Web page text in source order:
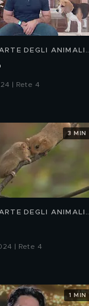
DEGLI ANIMALI
| Rete 4
DEGLI ANIMALI
| Rete 4
3 MIN
1 MIN